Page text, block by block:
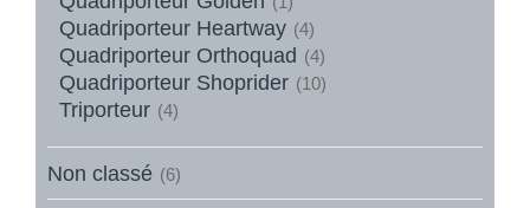
Quadriporteur Heartway (4)
Quadriporteur Orthoquad (4)
Quadriporteur Shoprider (10)
Triporteur (4)
Non classé (6)